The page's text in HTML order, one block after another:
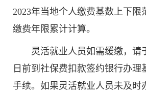
2023年当地个人缴费基数上下限
缴费年限累计计算。
灵活就业人员如需缓缴，请
日前到社保费扣款签约银行办理
手续。如果灵活就业人员未及时